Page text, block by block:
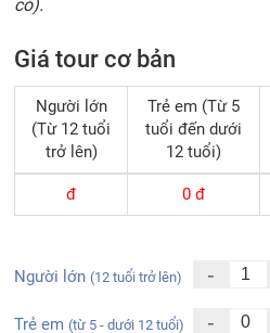
có).
Giá tour cơ bản
Người lớn
(Từ 12 tuổi
trở lên)
Trẻ em (Từ 5
tuổi đến dưới
12 tuổi)
đ 0 đ
Người lớn(12 tuổi trở lên) -
Trẻ em(từ 5 - dưới 12 tuổi) -